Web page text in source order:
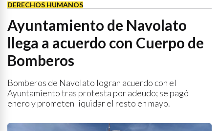
DERECHOS HUMANOS
Ayuntamiento de Navolato
llega a acuerdo con Cuerpo de
Bomberos
Bomberos de Navolato logran acuerdo con el
Ayuntamiento tras protesta por adeudo; se pagó
enero y prometen liquidar el resto en mayo.